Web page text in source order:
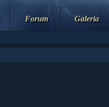
Forum Galeria